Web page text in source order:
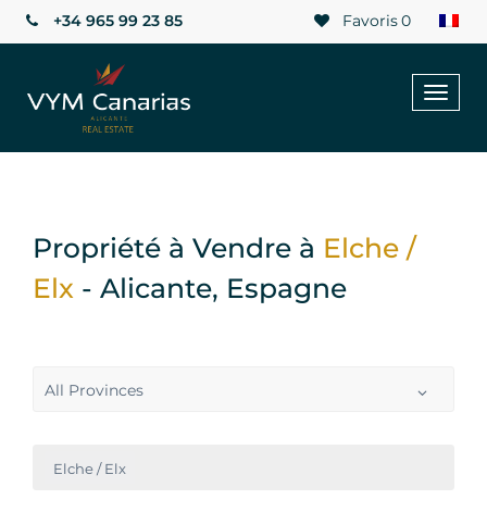
Favoris0
+34 965 99 23 85
Propriété à Vendre à Elche /
Elx - Alicante, Espagne
All Provinces
Elche / Elx